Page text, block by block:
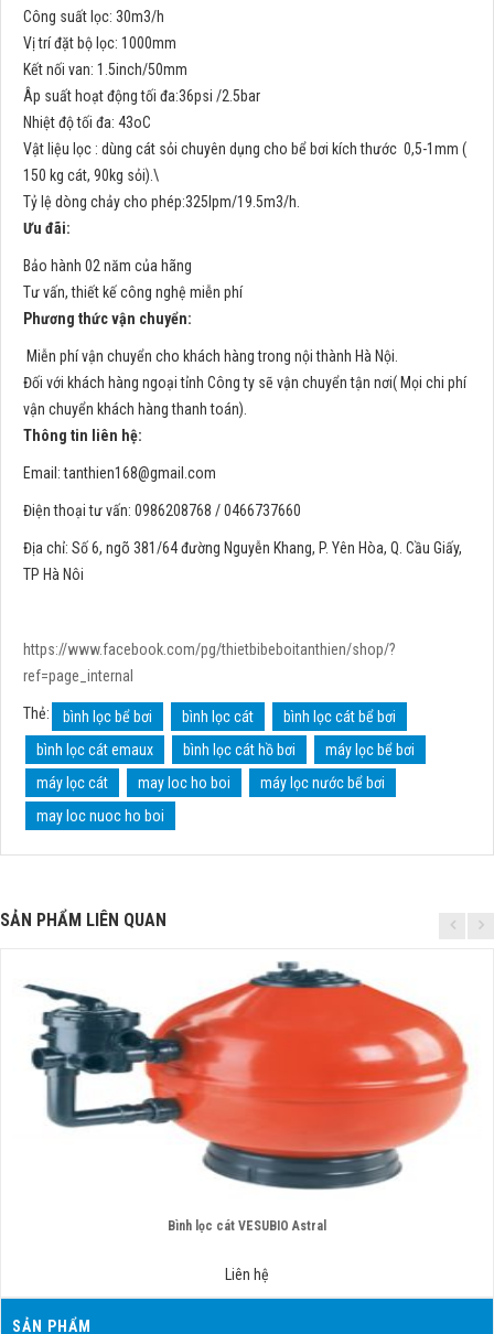
Công suất lọc: 30m3/h
Vị trí đặt bộ lọc: 1000mm
Kết nối van: 1.5inch/50mm
Âp suất hoạt động tối đa:36psi /2.5bar
Nhiệt độ tối đa: 43oC
Vật liệu lọc : dùng cát sỏi chuyên dụng cho bể bơi kích thước 0,5-1mm (
150 kg cát, 90kg sỏi).\
Tỷ lệ dòng chảy cho phép:325lpm/19.5m3/h.
Ưu đãi:
Bảo hành 02 năm của hãng
Tư vấn, thiết kế công nghệ miễn phí
Phương thức vận chuyển:
Miễn phí vận chuyển cho khách hàng trong nội thành Hà Nội.
Đối với khách hàng ngoại tỉnh Công ty sẽ vận chuyển tận nơi( Mọi chi phí
vận chuyển khách hàng thanh toán).
Thông tin liên hệ:
Email:tanthien168@gmail.com
Điện thoại tư vấn: 0986208768 / 0466737660
Địa chỉ: Số 6, ngõ 381/64 đường Nguyễn Khang, P. Yên Hòa, Q. Cầu Giấy,
TP Hà Nôi
https://www.facebook.com/pg/thietbibeboitanthien/shop/?
ref=page_internal
Thẻ: bình lọc bể bơi bình lọc cát
bình lọc cát bể bơi
bình lọc cát emaux
bình lọc cát hồ bơi
máy lọc bể bơi
máy lọc cát
may loc ho boi
máy lọc nước bể bơi
may loc nuoc ho boi
SẢN PHẨM LIÊN QUAN
Bình lọc cát VESUBIO Astral
Liên hệ
SẢN PHẨM